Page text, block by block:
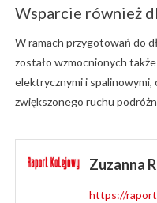
Wsparcie również
W ramach przygotowań do
zostało wzmocnionych
elektrycznymi i spalinowymi,
zwiększonego ruchu
Zuzanna
https://